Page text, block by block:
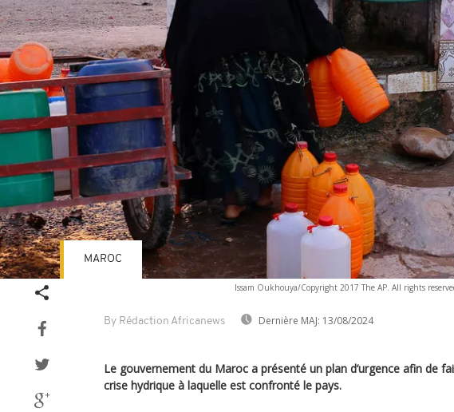
Issam Oukhouya/Copyright 2017 The AP. All rights
By Rédaction Africanews Dernière MAJ: 13/08/2024
MAROC
Le gouvernement du Maroc a présenté un plan d’urgence afin de
crise hydrique à laquelle est confronté le pays.